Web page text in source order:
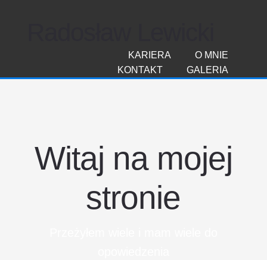
O MNIE
KARIERA
GALERIA
KONTAKT
Witaj na mojej
stronie